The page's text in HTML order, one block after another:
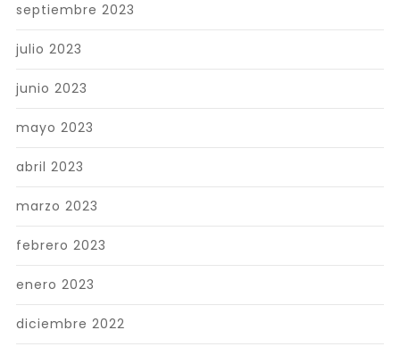
septiembre 2023
julio 2023
junio 2023
mayo 2023
abril 2023
marzo 2023
febrero 2023
enero 2023
diciembre 2022